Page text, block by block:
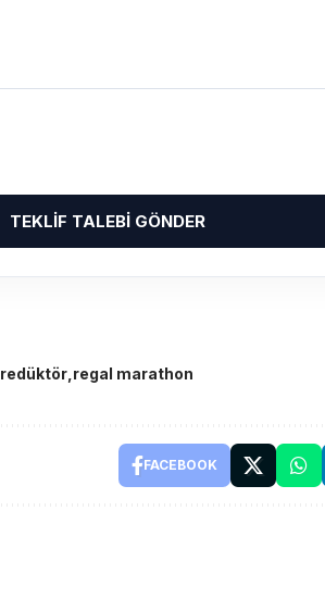
TEKLIF TALEBI GÖNDER
redüktör regal marathon
FACEBOOK